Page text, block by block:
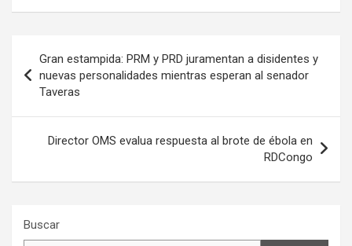
de
entradas
Gran estampida: PRM y PRD juramentan a disidentes y
nuevas personalidades mientras esperan al senador
Taveras
Director OMS evalua respuesta al brote de ébola en
RDCongo
Buscar